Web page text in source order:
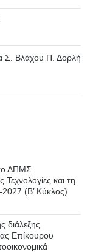
Σ. Βλάχου Π. Δορλή
ΔΠΜΣ
και τη
(B’ Kύκλος)
διάλεξης
Επίκουρου